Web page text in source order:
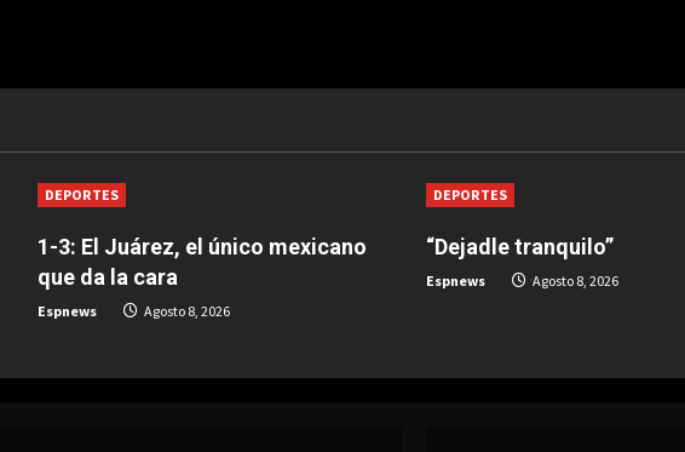
DEPORTES
1-3: El Juárez, el único mexicano
que da la cara
Espnews Agosto 8, 2026
DEPORTES
“Dejadle tranquilo”
Espnews Agosto 8, 2026